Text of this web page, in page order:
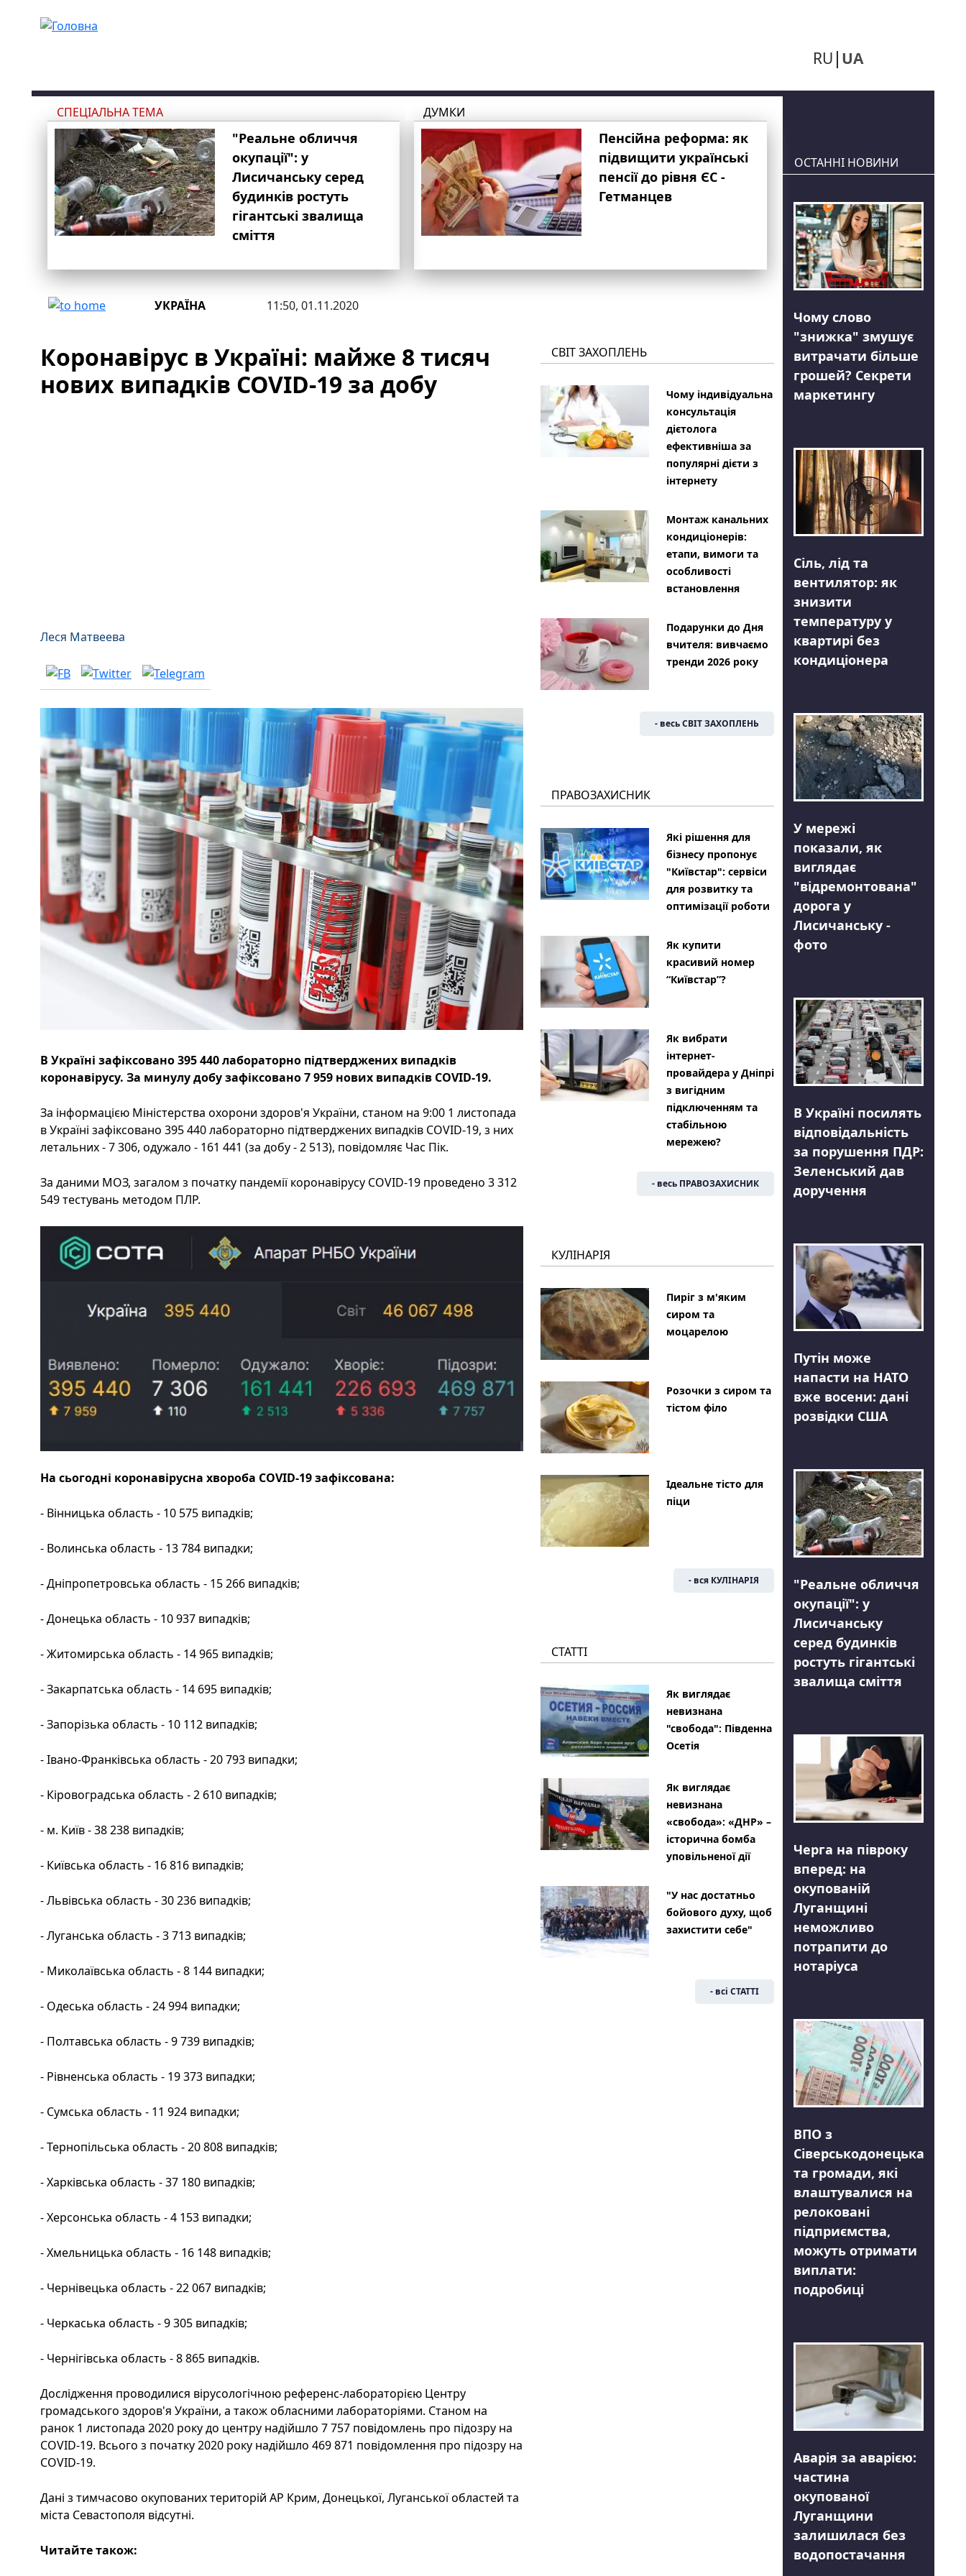
RU UA
СПЕЦІАЛЬНА ТЕМА
"Реальне обличчя
окупації": у
Лисичанську серед
будинків ростуть
гігантські звалища
сміття
ДУМКИ
Пенсійна реформа: як
підвищити українські
пенсії до рівня ЄС -
Гетманцев
УКРАЇНА 11:50, 01.11.2020
Коронавірус в Україні: майже 8 тисяч
нових випадків COVID-19 за добу
Леся Матвеева
В Україні зафіксовано 395 440 лабораторно підтверджених випадків
коронавірусу. За минулу добу зафіксовано 7 959 нових випадків COVID-19.
За інформацією Міністерства охорони здоров'я України, станом на 9:00 1 листопада
в Україні зафіксовано 395 440 лабораторно підтверджених випадків COVID-19, з них
летальних - 7 306, одужало - 161 441 (за добу - 2 513), повідомляє Час Пік.
За даними МОЗ, загалом з початку пандемії коронавірусу COVID-19 проведено 3 312
549 тестувань методом ПЛР.
На сьогодні коронавірусна хвороба COVID-19 зафіксована:
- Вінницька область - 10 575 випадків;
- Волинська область - 13 784 випадки;
- Дніпропетровська область - 15 266 випадків;
- Донецька область - 10 937 випадків;
- Житомирська область - 14 965 випадків;
- Закарпатська область - 14 695 випадків;
- Запорізька область - 10 112 випадків;
- Івано-Франківська область - 20 793 випадки;
- Кіровоградська область - 2 610 випадків;
- м. Київ - 38 238 випадків;
- Київська область - 16 816 випадків;
- Львівська область - 30 236 випадків;
- Луганська область - 3 713 випадків;
- Миколаївська область - 8 144 випадки;
- Одеська область - 24 994 випадки;
- Полтавська область - 9 739 випадків;
- Рівненська область - 19 373 випадки;
- Сумська область - 11 924 випадки;
- Тернопільська область - 20 808 випадків;
- Харківська область - 37 180 випадків;
- Херсонська область - 4 153 випадки;
- Хмельницька область - 16 148 випадків;
- Чернівецька область - 22 067 випадків;
- Черкаська область - 9 305 випадків;
- Чернігівська область - 8 865 випадків.
Дослідження проводилися вірусологічною референс-лабораторією Центру
громадського здоров'я України, а також обласними лабораторіями. Станом на
ранок 1 листопада 2020 року до центру надійшло 7 757 повідомлень про підозру на
COVID-19. Всього з початку 2020 року надійшло 469 871 повідомлення про підозру на
COVID-19.
Дані з тимчасово окупованих територій АР Крим, Донецької, Луганської областей та
міста Севастополя відсутні.
Читайте також:
СВІТ ЗАХОПЛЕНЬ
Чому індивідуальна
консультація
дієтолога
ефективніша за
популярні дієти з
інтернету
Монтаж канальних
кондиціонерів:
етапи, вимоги та
особливості
встановлення
Подарунки до Дня
вчителя: вивчаємо
тренди 2026 року
- весь СВІТ ЗАХОПЛЕНЬ
ПРАВОЗАХИСНИК
Які рішення для
бізнесу пропонує
"Київстар": сервіси
для розвитку та
оптимізації роботи
Як купити
красивий номер
“Київстар”?
Як вибрати
інтернет-
провайдера у Дніпрі
з вигідним
підключенням та
стабільною
мережею?
- весь ПРАВОЗАХИСНИК
КУЛІНАРІЯ
Пиріг з м'яким
сиром та
моцарелою
Розочки з сиром та
тістом філо
Ідеальне тісто для
піци
- вся КУЛІНАРІЯ
СТАТТІ
Як виглядає
невизнана
"свобода": Південна
Осетія
Як виглядає
невизнана
«свобода»: «ДНР» –
історична бомба
уповільненої дії
"У нас достатньо
бойового духу, щоб
захистити себе"
- всі СТАТТІ
ОСТАННІ НОВИНИ
Чому слово
"знижка" змушує
витрачати більше
грошей? Секрети
маркетингу
Сіль, лід та
вентилятор: як
знизити
температуру у
квартирі без
кондиціонера
У мережі
показали, як
виглядає
"відремонтована"
дорога у
Лисичанську -
фото
В Україні посилять
відповідальність
за порушення ПДР:
Зеленський дав
доручення
Путін може
напасти на НАТО
вже восени: дані
розвідки США
"Реальне обличчя
окупації": у
Лисичанську
серед будинків
ростуть гігантські
звалища сміття
Черга на півроку
вперед: на
окупованій
Луганщині
неможливо
потрапити до
нотаріуса
ВПО з
Сіверськодонецька
та громади, які
влаштувалися на
релоковані
підприємства,
можуть отримати
виплати:
подробиці
Аварія за аварією:
частина
окупованої
Луганщини
залишилася без
водопостачання